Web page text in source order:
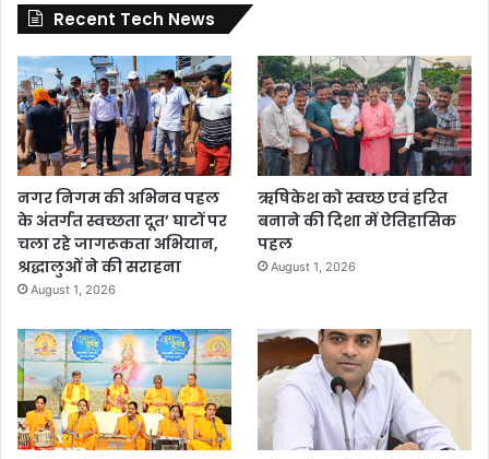
Recent Tech News
नगर निगम की अभिनव पहल
के अंतर्गत स्वच्छता दूत’ घाटों पर
चला रहे जागरूकता अभियान,
श्रद्धालुओं ने की सराहना
August 1, 2026
ऋषिकेश को स्वच्छ एवं हरित
बनाने की दिशा में ऐतिहासिक
पहल
August 1, 2026